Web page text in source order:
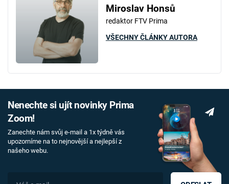
Miroslav Honsů
redaktor FTV Prima
VŠECHNY ČLÁNKY AUTORA
Nenechte si ujít novinky Prima
Zoom!
Zanechte nám svůj e-mail a 1x týdně vás
upozorníme na to nejnovější a nejlepší z
našeho webu.